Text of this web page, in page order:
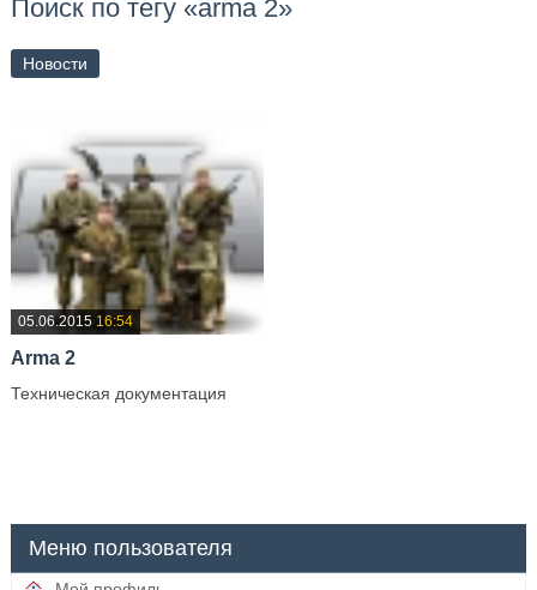
Поиск по тегу «arma 2»
Новости
05.06.2015 16:54
Arma 2
Техническая документация
Меню пользователя